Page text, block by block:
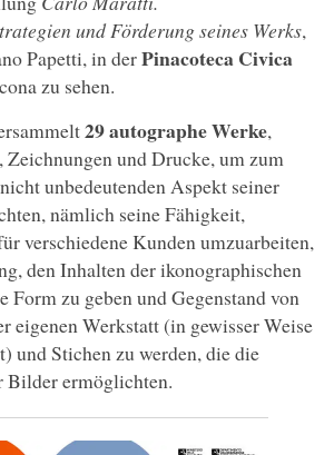
und Förderung seines Werks,
Papetti, in derPinacoteca Civica
zu sehen.
29 autographe Werke,
Zeichnungen und Drucke, um zum
unbedeutenden Aspekt seiner
nämlich seine Fähigkeit,
verschiedene Kunden umzuarbeiten,
den Inhalten der ikonographischen
Form zu geben und Gegenstand von
eigenen Werkstatt (in gewisser Weise
und Stichen zu werden, die die
Bilder ermöglichten.